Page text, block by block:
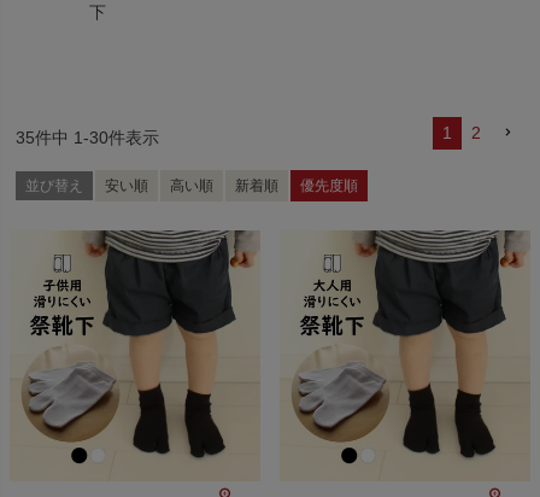
下
並び替え 安い順 高い順 新着順 優先度順
35件中 1-30件表示 1 2